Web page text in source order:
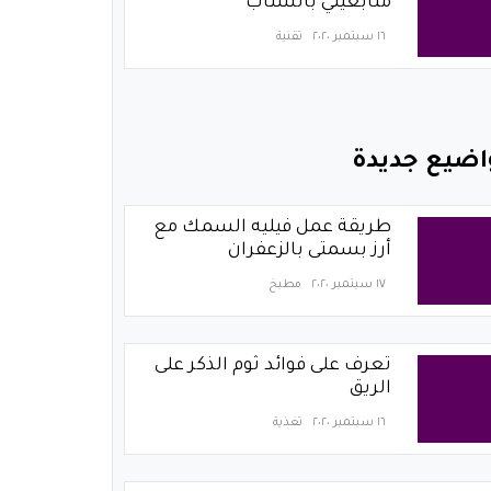
١٦ سبتمبر ٢٠٢٠ تقنية
جديدة
طريقة عمل فيليه السمك مع
أرز بسمتى بالزعفران
١٧ سبتمبر ٢٠٢٠ مطبخ
تعرف على فوائد ثوم الذكر على
الريق
١٦ سبتمبر ٢٠٢٠ تغذية